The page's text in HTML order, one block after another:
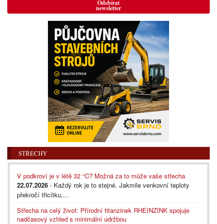
Odebírat
newsletter
STŘECHY
V podkroví je v létě 32 °C? Možná za to může vaše střecha
22.07.2026 - Každý rok je to stejné. Jakmile venkovní teploty
překročí třicítku,...
Střecha na celý život: Přírodní titanzinek RHEINZINK spojuje
nadčasový vzhled s minimální údržbou